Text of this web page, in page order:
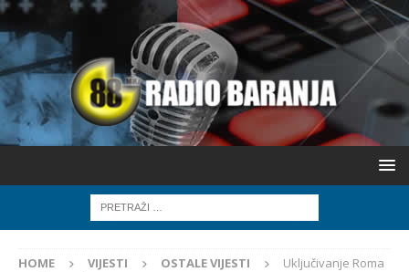
HOME VIJESTI OSTALE VIJESTI
Uključivanje Roma